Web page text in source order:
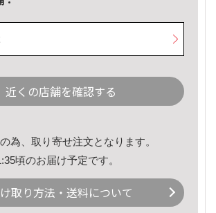
近くの店舗を確認する
為、取り寄せ注文となります。
頃のお届け予定です。
取り方法・送料について